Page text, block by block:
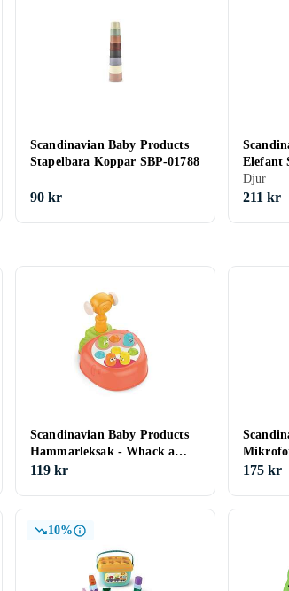
Scandinavian Baby Products
Stapelbara Koppar SBP-01788
90 kr
Elefant
Djur
211 kr
Scandinavian Baby Products
Hammarleksak - Whack a
Mole SBP-03539
119 kr 175 kr
10%